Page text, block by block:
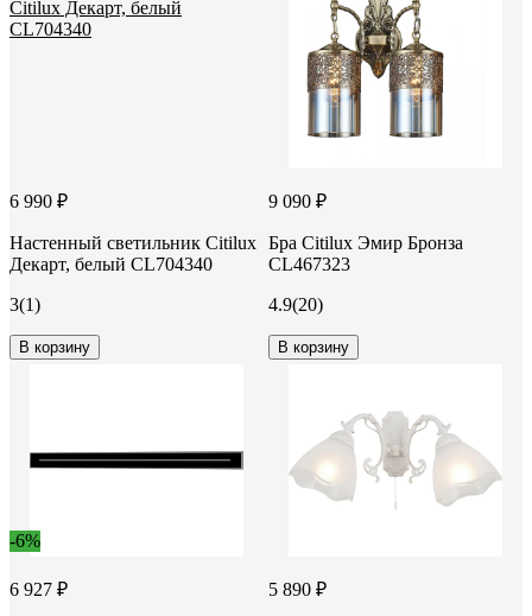
6 990 ₽
Настенный светильник Citilux
Декарт, белый CL704340
3(1)
В корзину
9 090 ₽
Бра Citilux Эмир Бронза
CL467323
4.9(20)
В корзину
-6%
6 927 ₽ 5 890 ₽